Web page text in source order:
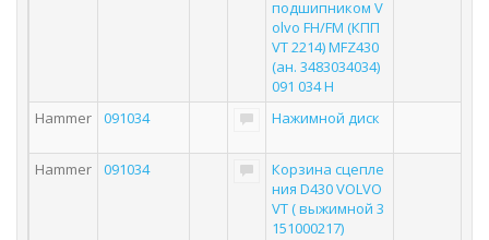
подшипником V
olvo FH/FM (КПП
VT 2214) MFZ430
(ан. 3483034034)
091 034 H
Hammer
091034 Нажимной диск
Hammer 091034
Корзина сцепле
ния D430 VOLVO
VT ( выжимной 3
151000217)